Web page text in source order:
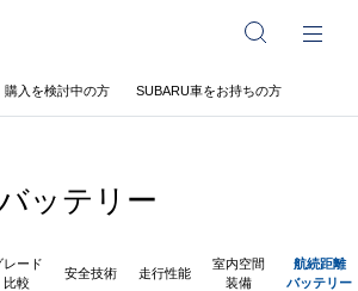
購入を検討中の方 SUBARU車をお持ちの方
ッテリー
レード
比較
安全技術 走行性能
室内空間
装備
航続距離
バッテリー